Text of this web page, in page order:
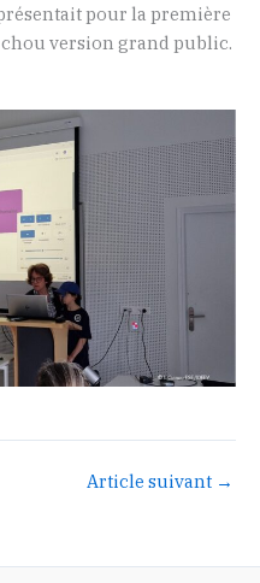
pour la première
version grand public.
Article suivant →